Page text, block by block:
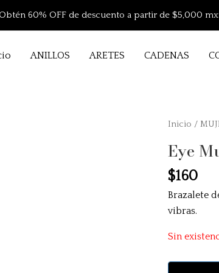
60% OFF de descuento a partir de $5,000
ANILLOS ARETES CADENAS
Inicio /
Eye
$160
Brazalete
vibras.
Sin